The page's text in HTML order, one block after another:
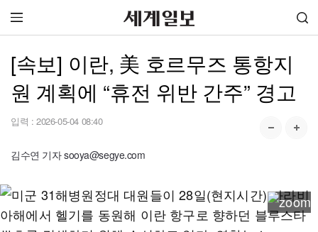
[속보] 이란, 美 호르무즈 통항지
원 계획에 “휴전 위반 간주” 경고
입력 : 2026-05-04 08:40
김수연 기자 sooya@segye.com